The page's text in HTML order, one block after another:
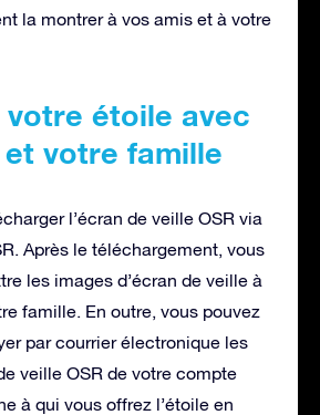
la montrer à vos amis et à votre
votre étoile avec
votre famille
l’écran de veille OSR via
Après le téléchargement, vous
les images d’écran de veille à
famille. En outre, vous pouvez
par courrier électronique les
veille OSR de votre compte
à qui vous offrez l’étoile en